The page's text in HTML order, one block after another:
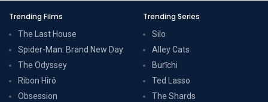
Trending Films
The Last House
Spider-Man: Brand New Day
The Odyssey
Ribon Hîrô
Obsession
Trending Series
Silo
Alley Cats
Burīchi
Ted Lasso
The Shards